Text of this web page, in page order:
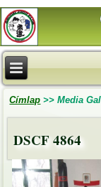
Címlap >>Media
DSCF 4864